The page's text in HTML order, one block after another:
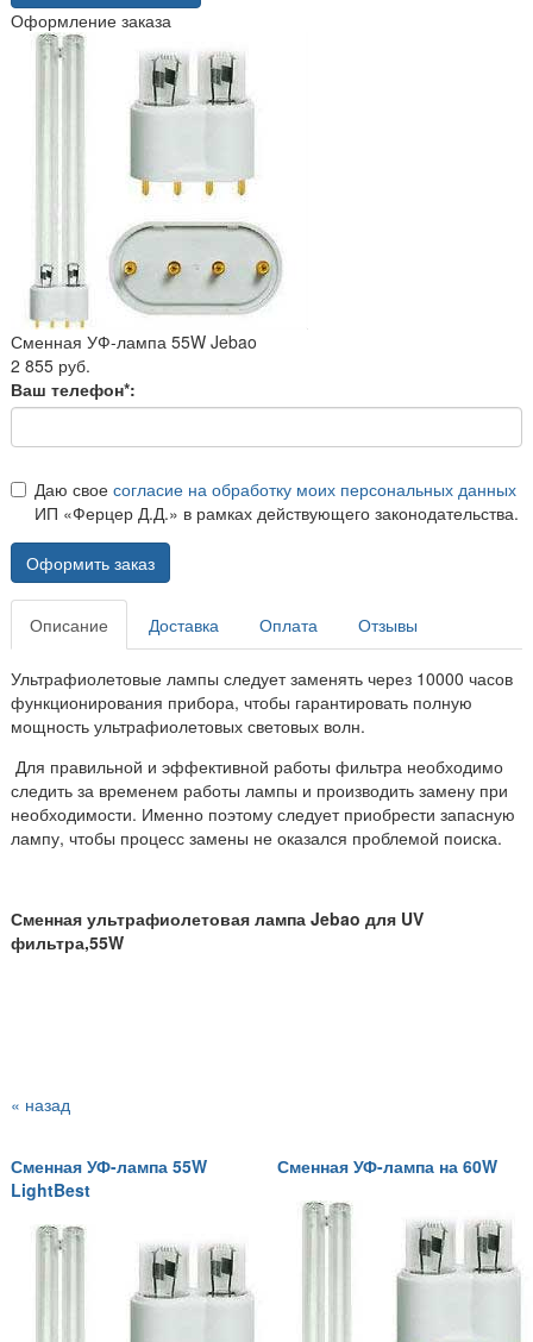
Оформление заказа
Сменная УФ-лампа 55W Jebao
2 855 руб.
Ваш телефон*:
Даю свое согласие на обработку моих персональных данных
ИП «Ферцер Д.Д.» в рамках действующего законодательства.
Оформить заказ
Описание Доставка Оплата Отзывы
Ультрафиолетовые лампы следует заменять через 10000 часов
функционирования прибора, чтобы гарантировать полную
мощность ультрафиолетовых световых волн.
Для правильной и эффективной работы фильтра необходимо
следить за временем работы лампы и производить замену при
необходимости. Именно поэтому следует приобрести запасную
лампу, чтобы процесс замены не оказался проблемой поиска.
Сменная ультрафиолетовая лампа Jebao для UV
фильтра,55W
« назад
Сменная УФ-лампа 55W
LightBest
Сменная УФ-лампа на 60W